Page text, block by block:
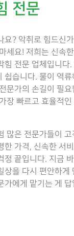
전문
요? 악취로 힘드신
세요! 저희는 신속
힘 전문 업체입니다.
쉽습니다. 물이 역류
문가의 손길이 필
장 빠르고 효율적
많은 전문가들이 고
한 가격, 신속한 서
정 끝입니다. 지금
상을 다시 편안하게
가에게 맡기는 게 답